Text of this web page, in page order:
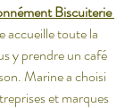
Biscuiterie
accueille toute la
y prendre un café
Marine a choisi
et marques